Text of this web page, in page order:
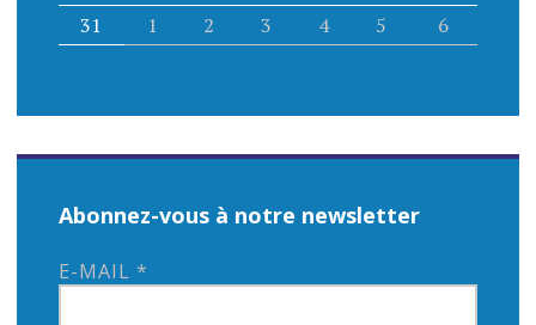
31
1 2 3 4 5 6
Abonnez-vous à notre newsletter
E-MAIL *